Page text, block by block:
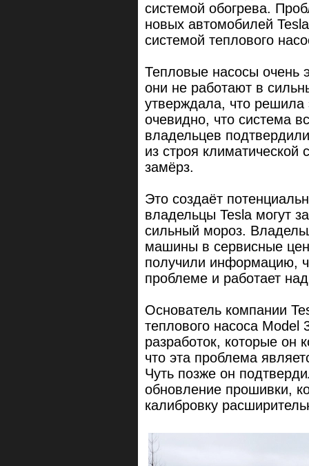
системой обогрева.
новых автомобилей
системой теплового
Тепловые насосы очень
они не работают в
утверждала, что
очевидно, что система
владельцев
из строя климатической
замёрз.
Это создаёт
владельцы Tesla могут
сильный мороз.
машины в сервисные
получили информацию,
проблеме и работает
Основатель компании
теплового насоса
разработок, которые он
что эта проблема
Чуть позже он
обновление прошивки,
калибровку